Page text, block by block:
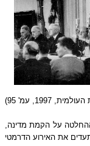
עמ' 95)
על הקמת מדינה,